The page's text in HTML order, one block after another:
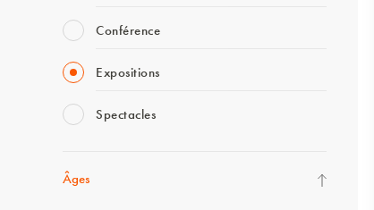
Conférence
Expositions
Spectacles
Âges